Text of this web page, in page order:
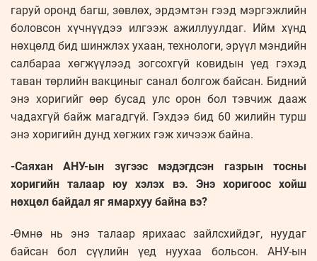
гаруй оронд багш, зөвлөх, эрдэмтэн гээд мэргэжлийн
боловсон хүчнүүдээ илгээж ажиллуулдаг. Ийм хүнд
нөхцөлд бид шинжлэх ухаан, технологи, эрүүл мэндийн
салбараа хөгжүүлээд зогсохгүй ковидын үед гэхэд
таван төрлийн вакциныг санал болгож байсан. Бидний
энэ хоригийг өөр бусад улс орон бол тэвчиж дааж
чадахгүй байж магадгүй. Гэхдээ бид 60 жилийн турш
энэ хоригийн дунд хөгжих гэж хичээж байна.
-Саяхан АНУ-ын зүгээс мэдэгдсэн газрын тосны
хоригийн талаар юу хэлэх вэ. Энэ хоригоос хойш
нөхцөл байдал яг ямархуу байна вэ?
-Өмнө нь энэ талаар ярихаас зайлсхийдэг, нуудаг
байсан бол сүүлийн үед нуухаа больсон. АНУ-ын